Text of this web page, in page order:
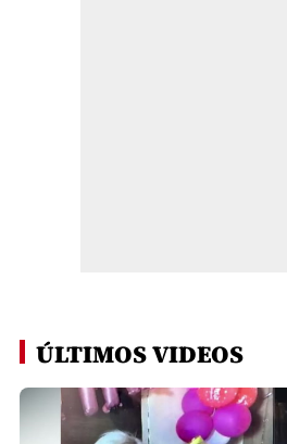
ÚLTIMOS VIDEOS